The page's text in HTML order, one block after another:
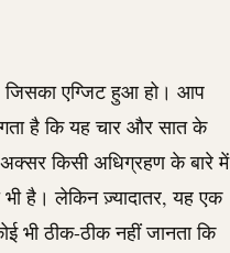
जिसका एग्जिट हुआ हो। आप
है कि यह चार और सात के
किसी अधिग्रहण के बारे में
है। लेकिन ज़्यादातर, यह एक
भी ठीक-ठीक नहीं जानता कि